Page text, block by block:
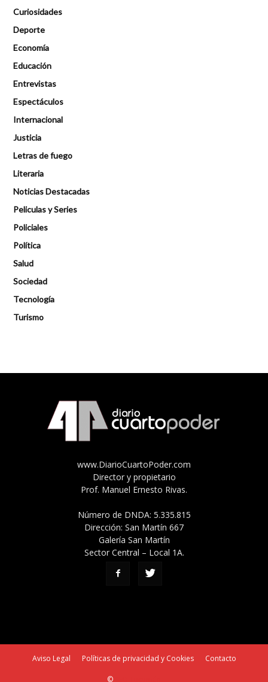
Curiosidades
Deporte
Economía
Educación
Entrevistas
Espectáculos
Internacional
Justicia
Letras de fuego
Literaria
Noticias Destacadas
Peliculas y Series
Policiales
Política
Salud
Sociedad
Tecnología
Turismo
www.DiarioCuartoPoder.com
Director y propietario
Prof. Manuel Ernesto Rivas.
Número de DNDA: 5.335.815
Dirección: San Martín 667
Galería San Martín
Sector Central – Local 1A.
Aviso Legal Políticas de privacidad y Cookies Contacto
©